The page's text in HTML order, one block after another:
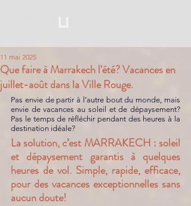
Que faire à Marrakech l'été? Vacances en
juillet-août dans la Ville Rouge.
11 mai 2025
Pas envie de partir à l’autre bout du monde, mais
envie de vacances au soleil et de dépaysement?
Pas le temps de réfléchir pendant des heures à la
destination idéale?
La solution, c’est MARRAKECH : soleil
et dépaysement garantis à quelques
heures de vol. Simple, rapide, efficace,
pour des vacances exceptionnelles sans
aucun doute!